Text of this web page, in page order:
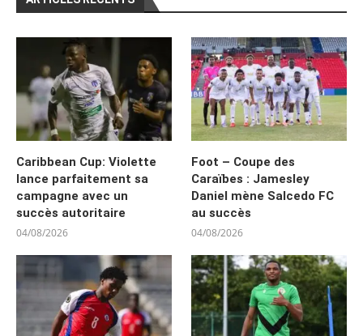
Caribbean Cup: Violette
lance parfaitement sa
campagne avec un
succès autoritaire
04/08/2026
Foot – Coupe des
Caraïbes : Jamesley
Daniel mène Salcedo FC
au succès
04/08/2026